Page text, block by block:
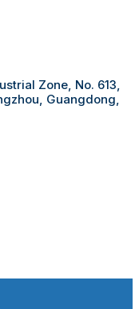
Zone, No. 613,
Guangdong,